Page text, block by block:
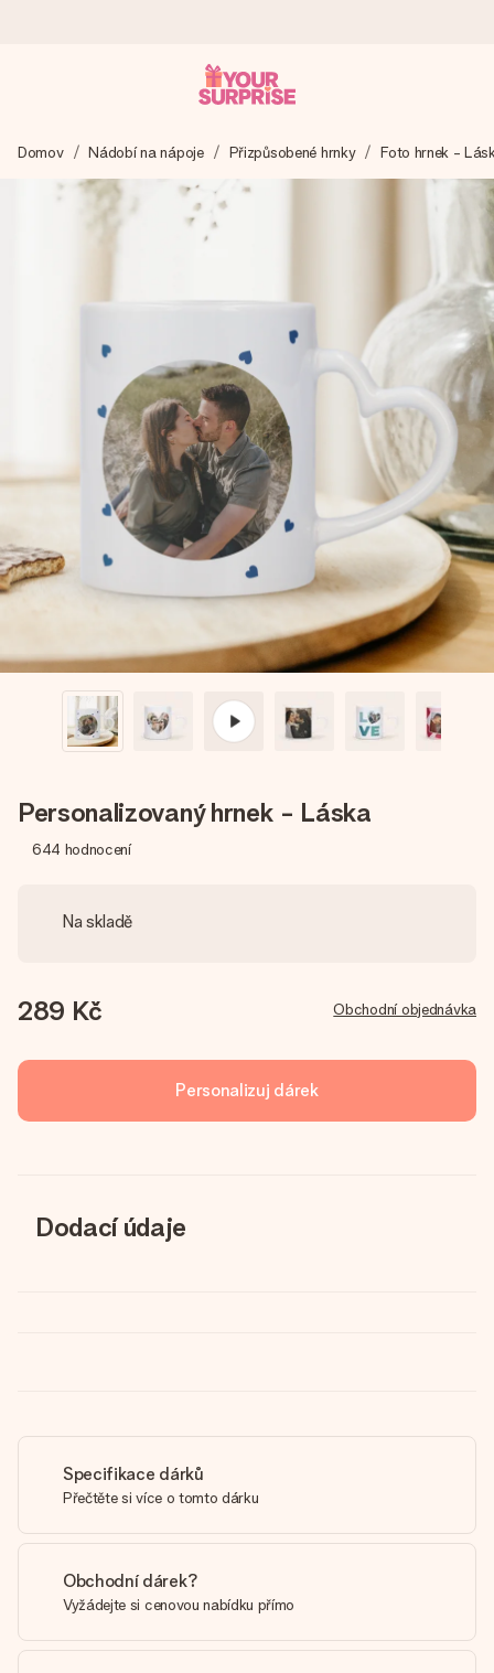
Váš dárek vytvoříme s láskou a bleskově odešleme –
abyste ho mohli darovat právě v tu správnou chvíli, kdy na
tom nejvíc záleží.
4,8 (na základě +15 000 recenzí)
Naše dárky inspirují. Zákazníci nás na Google Reviews
hodnotí známkou 4,8.
Přáníčko zdarma
Vytvořte něco jedinečného během několika kroků – s jejím
jménem, vaší fotografií nebo vzkazem, který doopravdy
zahřeje u srdce. Žádné zbytečné složitosti, jen spousta
lásky pro daný okamžik.
Domov Nádobí na nápoje Přizpůsobené hrnky Foto hrnek -
Personalizovaný hrnek - Láska
644 hodnocení
Na skladě
289 Kč Obchodní objednávka
Personalizuj dárek
Dodací údaje
Specifikace dárků
Přečtěte si více o tomto dárku
Obchodní dárek?
Vyžádejte si cenovou nabídku přímo